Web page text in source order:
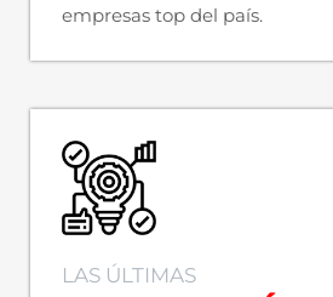
empresas top del país.
LAS ÚLTIMAS